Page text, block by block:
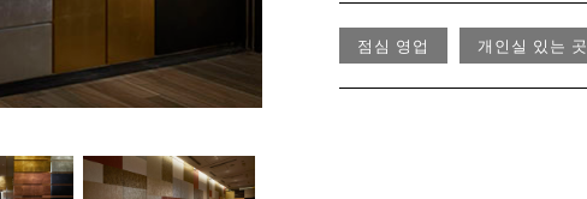
점심 영업 개인실 있는 곳